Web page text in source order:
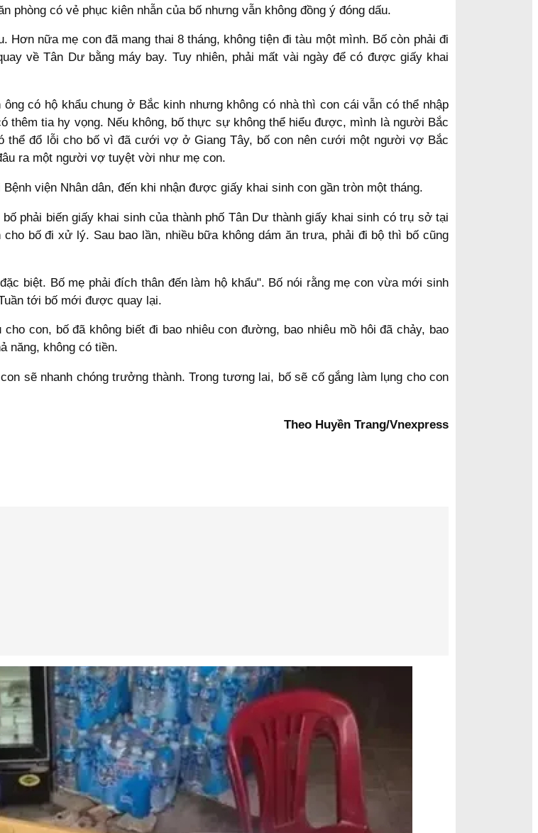
phòng có vẻ phục kiên nhẫn của bố nhưng vẫn không đồng ý đóng dấu.
nữa mẹ con đã mang thai 8 tháng, không tiện đi tàu một mình. Bố còn phải đi
về Tân Dư bằng máy bay. Tuy nhiên, phải mất vài ngày để có được giấy khai
có hộ khẩu chung ở Bắc kinh nhưng không có nhà thì con cái vẫn có thể nhập
thêm tia hy vọng. Nếu không, bố thực sự không thể hiểu được, mình là người Bắc
thể đổ lỗi cho bố vì đã cưới vợ ở Giang Tây, bố con nên cưới một người vợ Bắc
ra một người vợ tuyệt vời như mẹ con.
viện Nhân dân, đến khi nhận được giấy khai sinh con gần tròn một tháng.
phải biến giấy khai sinh của thành phố Tân Dư thành giấy khai sinh có trụ sở tại
bố đi xử lý. Sau bao lần, nhiều bữa không dám ăn trưa, phải đi bộ thì bố cũng
biệt. Bố mẹ phải đích thân đến làm hộ khẩu". Bố nói rằng mẹ con vừa mới sinh
tới bố mới được quay lại.
con, bố đã không biết đi bao nhiêu con đường, bao nhiêu mồ hôi đã chảy, bao
năng, không có tiền.
sẽ nhanh chóng trưởng thành. Trong tương lai, bố sẽ cố gắng làm lụng cho con
Theo Huyền Trang/Vnexpress